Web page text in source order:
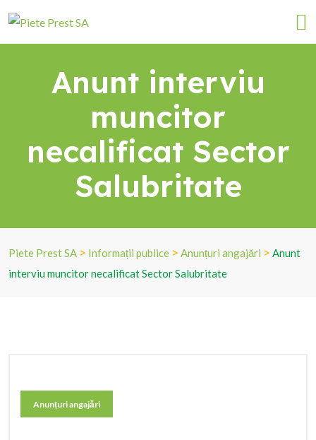
Anunt interviu
muncitor
necalificat Sector
Salubritate
Piete Prest SA > Informații publice > Anunțuri angajări > Anunt
interviu muncitor necalificat Sector Salubritate
Anunțuri angajări